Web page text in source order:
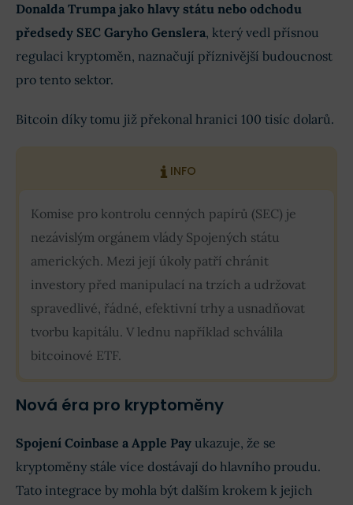
Donalda Trumpa jako hlavy státu nebo odchodu
předsedy SEC Garyho Genslera, který vedl přísnou
regulaci kryptoměn, naznačují příznivější budoucnost
pro tento sektor.
Bitcoin díky tomu již překonal hranici 100 tisíc dolarů.
INFO
Komise pro kontrolu cenných papírů (SEC) je
nezávislým orgánem vlády Spojených státu
amerických. Mezi její úkoly patří chránit
investory před manipulací na trzích a udržovat
spravedlivé, řádné, efektivní trhy a usnadňovat
tvorbu kapitálu. V lednu například schválila
bitcoinové ETF.
Nová éra pro kryptoměny
Spojení Coinbase a Apple Pay ukazuje, že se
kryptoměny stále více dostávají do hlavního proudu.
Tato integrace by mohla být dalším krokem k jejich